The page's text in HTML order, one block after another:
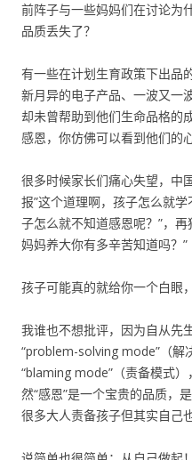
前阵子与一些妈妈们在讨论为
品质丢失了？
有一些在计划生育政策下出品
新月异的电子产品、一波又一
却未曾帮助到他们生命品格的
感恩，你仿佛可以看到他们的
很多时候家长们痛心失望，中
报”这个道理啊，孩子怎么就
子怎么就不知道感恩呢？”，
妈妈养大你有多辛苦知道吗？”
孩子可能真的就给你一个白眼
我谁也不想批评，因为自从先
“problem-solving mode”（解
“blaming mode”（责备模式
然“感恩”是一个宝贵的品质，
很多大人责备孩子但其实自己